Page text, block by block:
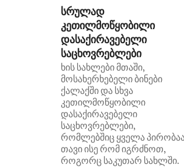
სრულად
კეთილმოწყობილი
დასაქირავებელი
საცხოვრებლები
ხის სახლები მთაში,
მოსახერხებელი ბინები
ქალაქში და სხვა
კეთილმოწყობილი
დასაქირავებელი
საცხოვრებლები,
რომლებშიც ყველა
თავი ისე რომ იგრძნოთ,
როგორც საკუთარ სახლში.